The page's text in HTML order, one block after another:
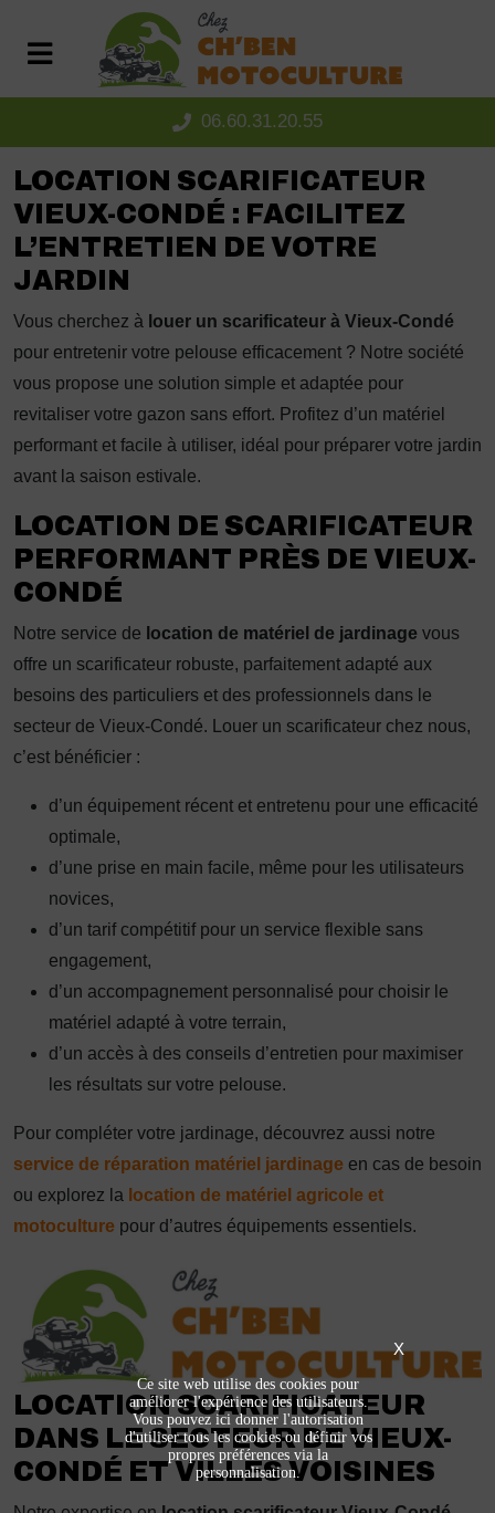
06.60.31.20.55
LOCATION SCARIFICATEUR
VIEUX-CONDÉ : FACILITEZ
L’ENTRETIEN DE VOTRE
JARDIN
Vous cherchez à louer un scarificateur à Vieux-Condé
pour entretenir votre pelouse efficacement ? Notre société
vous propose une solution simple et adaptée pour
revitaliser votre gazon sans effort. Profitez d’un matériel
performant et facile à utiliser, idéal pour préparer votre jardin
avant la saison estivale.
LOCATION DE SCARIFICATEUR
PERFORMANT PRÈS DE VIEUX-
CONDÉ
Notre service de location de matériel de jardinage vous
offre un scarificateur robuste, parfaitement adapté aux
besoins des particuliers et des professionnels dans le
secteur de Vieux-Condé. Louer un scarificateur chez nous,
c’est bénéficier :
d’un équipement récent et entretenu pour une efficacité
optimale,
d’une prise en main facile, même pour les utilisateurs
novices,
d’un tarif compétitif pour un service flexible sans
engagement,
d’un accompagnement personnalisé pour choisir le
matériel adapté à votre terrain,
d’un accès à des conseils d’entretien pour maximiser
les résultats sur votre pelouse.
Pour compléter votre jardinage, découvrez aussi notre
service de réparation matériel jardinage en cas de besoin
ou explorez la location de matériel agricole et
motoculture pour d’autres équipements essentiels.
LOCATION SCARIFICATEUR
DANS LE SECTEUR DE VIEUX-
CONDÉ ET VILLES VOISINES
Panneau de gestion des cookies
X
Ce site web utilise des cookies pour
améliorer l'expérience des utilisateurs.
Vous pouvez ici donner l'autorisation
d'utiliser tous les cookies ou définir vos
propres préférences via la
personnalisation.